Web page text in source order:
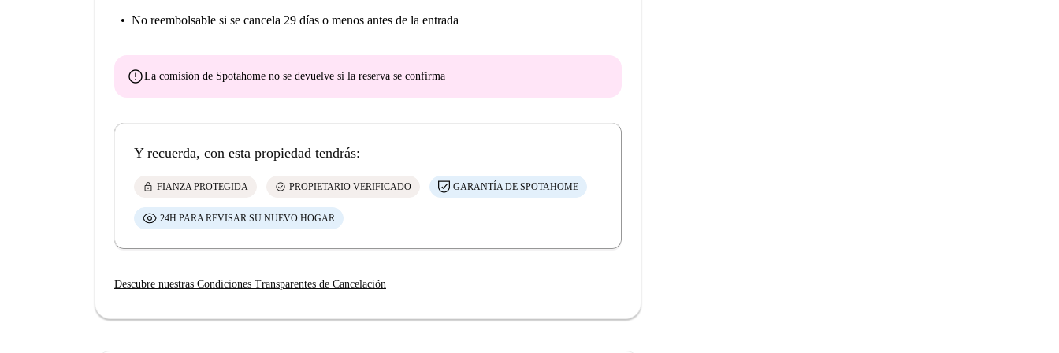
No reembolsable si se cancela 29 días o menos antes de la entrada
errorLa comisión de Spotahome no se devuelve si la reserva se confirma
Y recuerda, con esta propiedad tendrás:
lock FIANZA PROTEGIDA check_circle PROPIETARIO VERIFICADO GARANTÍA DE SPOTAHOME
24H PARA REVISAR SU NUEVO HOGAR
Descubre nuestras Condiciones Transparentes de Cancelación